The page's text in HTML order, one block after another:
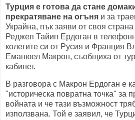
Турция е готова да стане
прекратяване на огъня и за
Украйна, пък заяви от своя
Реджеп Тайип Ердоган в
колегите си от Русия и Франция
Еманюел Макрон, съобщиха от
кабинет.
В разговора с Макрон Ердоган е
"историческа повратна точка" за
войната и че тази възможност
използвана. Той е заявил, че